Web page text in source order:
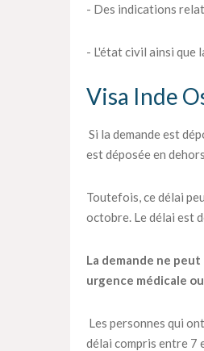
- Des indications
- L'état civil ainsi que
Visa Inde
Si la demande est
est déposée en
Toutefois, ce délai
octobre. Le délai est
La demande ne
urgence médicale
Les personnes qui
délai compris entre 7